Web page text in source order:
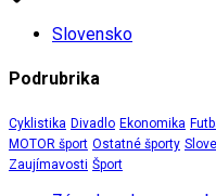
Slovensko
Podrubrika
Cyklistika Divadlo Ekonomika
MOTOR šport Ostatné športy
Zaujímavosti Šport